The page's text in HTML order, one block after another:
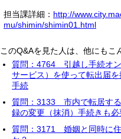
担当課詳細： http://
mu/shimin/shimin01.html
このQ&Aを見た人は、他にもこ
質問：4764 引越し手続オ
サービス）を使って転出届
手続
質問：3133 市内で転居す
録の変更（抹消）手続きも
質問：3171 婚姻と同時に